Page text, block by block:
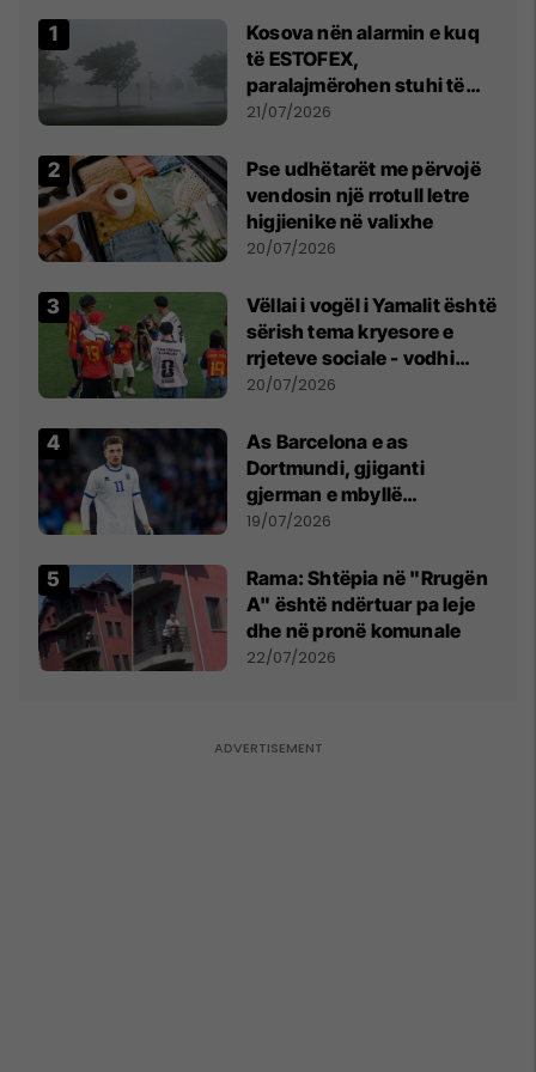
Kosova nën alarmin e kuq
të ESTOFEX,
paralajmërohen stuhi të
fuqishme me breshër dhe
21/07/2026
Pse udhëtarët me përvojë
vendosin një rrotull letre
higjienike në valixhe
20/07/2026
Vëllai i vogël i Yamalit është
sërish tema kryesore e
rrjeteve sociale - vodhi
vëmendjen pas finales së
20/07/2026
As Barcelona e as
Dortmundi, gjiganti
gjerman e mbyllë
marrëveshjen për Fisnik
19/07/2026
Rama: Shtëpia në "Rrugën
A" është ndërtuar pa leje
dhe në pronë komunale
22/07/2026